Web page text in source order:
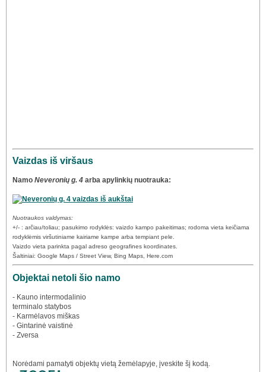
Vaizdas iš viršaus
Namo Neveronių g. 4 arba apylinkių nuotrauka:
Nuotraukos valdymas:
+/- : arčiau/toliau; pasukimo rodyklės: vaizdo kampo pakeitimas; rodoma vieta keičiama
rodyklėmis viršutiniame kairiame kampe arba tempiant pele.
Vaizdo vieta parinkta pagal adreso geografines koordinates.
Šaltiniai: Google Maps / Street View, Bing Maps, Here.com
Objektai netoli šio namo
- Kauno intermodalinio
terminalo statybos
- Karmėlavos miškas
- Gintarinė vaistinė
- Zversa
Norėdami pamatyti objektų vietą žemėlapyje, įveskite šį kodą.